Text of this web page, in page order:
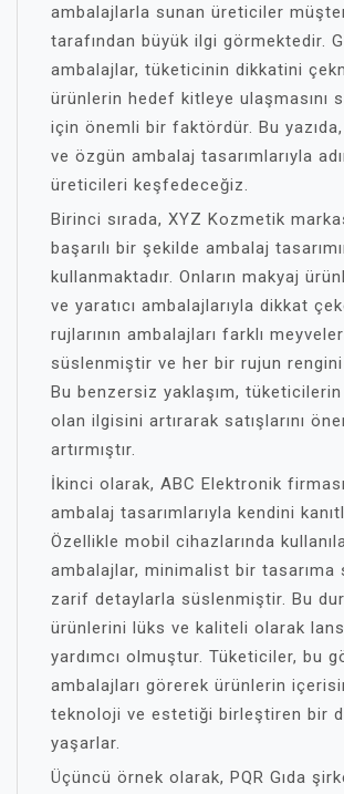
ambalajlarla sunan üreticiler
tarafından büyük ilgi görmektedir.
ambalajlar, tüketicinin dikkatini
ürünlerin hedef kitleye ulaşmasını
için önemli bir faktördür. Bu
ve özgün ambalaj tasarımlarıyla
üreticileri keşfedeceğiz.
Birinci sırada, XYZ Kozmetik
başarılı bir şekilde ambalaj
kullanmaktadır. Onların makyaj
ve yaratıcı ambalajlarıyla dikkat
rujlarının ambalajları farklı
süslenmiştir ve her bir rujun
Bu benzersiz yaklaşım,
olan ilgisini artırarak satışlarını
artırmıştır.
İkinci olarak, ABC Elektronik
ambalaj tasarımlarıyla kendini
Özellikle mobil cihazlarında
ambalajlar, minimalist bir tasarıma
zarif detaylarla süslenmiştir. Bu
ürünlerini lüks ve kaliteli olarak
yardımcı olmuştur. Tüketiciler, bu
ambalajları görerek ürünlerin
teknoloji ve estetiği birleştiren bir
yaşarlar.
Üçüncü örnek olarak, PQR Gıda